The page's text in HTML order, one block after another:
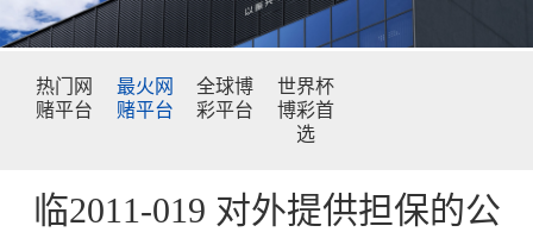
热门网
赌平台
最火网
赌平台
全球博
彩平台
世界杯
博彩首
选
临2011-019 对外提供担保的公